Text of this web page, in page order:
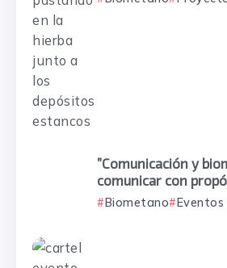
”Comunicación y
comunicar con
Biometano Eventos